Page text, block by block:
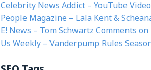
Celebrity News Addict – YouTube
People Magazine – Lala Kent &
E! News – Tom Schwartz Comments
Us Weekly – Vanderpump Rules